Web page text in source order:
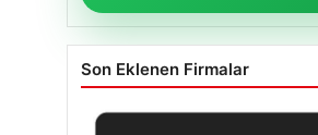
Son Eklenen Firmalar